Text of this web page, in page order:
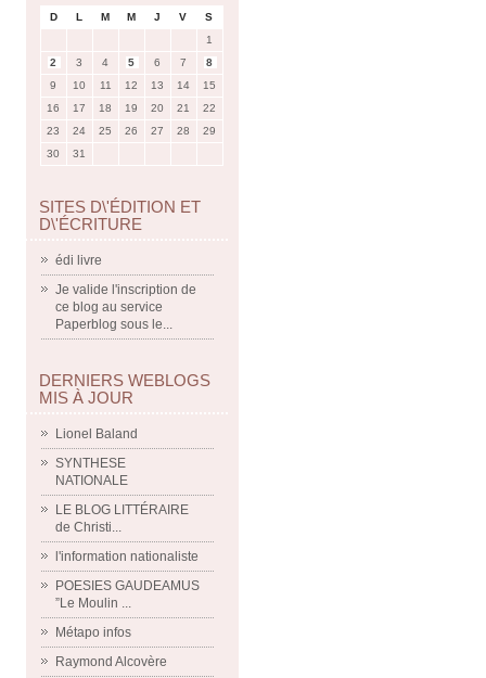
D L M M J V
S
1
2
3 4 5 6 7
8
9
10 11 12 13 14
15
16
17 18 19 20 21
22
23
24 25 26 27 28
29
30
31
SITES D\'ÉDITION ET
D\'ÉCRITURE
édi livre
Je valide l'inscription de
ce blog au service
Paperblog sous le...
DERNIERS WEBLOGS
MIS À JOUR
Lionel Baland
SYNTHESE
NATIONALE
LE BLOG LITTÉRAIRE
de Christi...
l'information nationaliste
POESIES GAUDEAMUS
”Le Moulin ...
Métapo infos
Raymond Alcovère